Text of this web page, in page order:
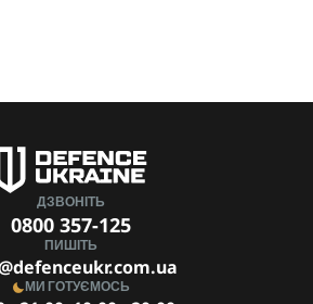
ДЗВОНІТЬ
0800 357-125
ПИШІТЬ
МИ ГОТУЄМОСЬ